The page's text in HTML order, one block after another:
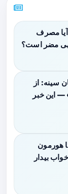
مصرف
مضر است؟
سینه: از
این خبر
هورمون
بیدار